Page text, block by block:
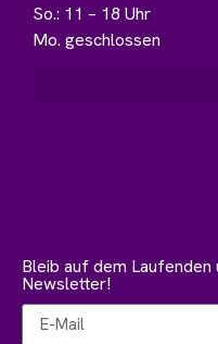
So.: 11 – 18 Uhr
Mo. geschlossen
Bleib auf dem Laufenden
Newsletter!